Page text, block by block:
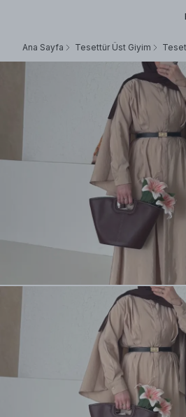
Ana Sayfa Tesettür Üst Giyim